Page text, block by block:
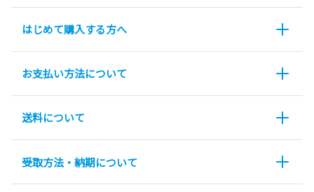
はじめて購入する方へ
お支払い方法について
送料について
受取方法・納期について